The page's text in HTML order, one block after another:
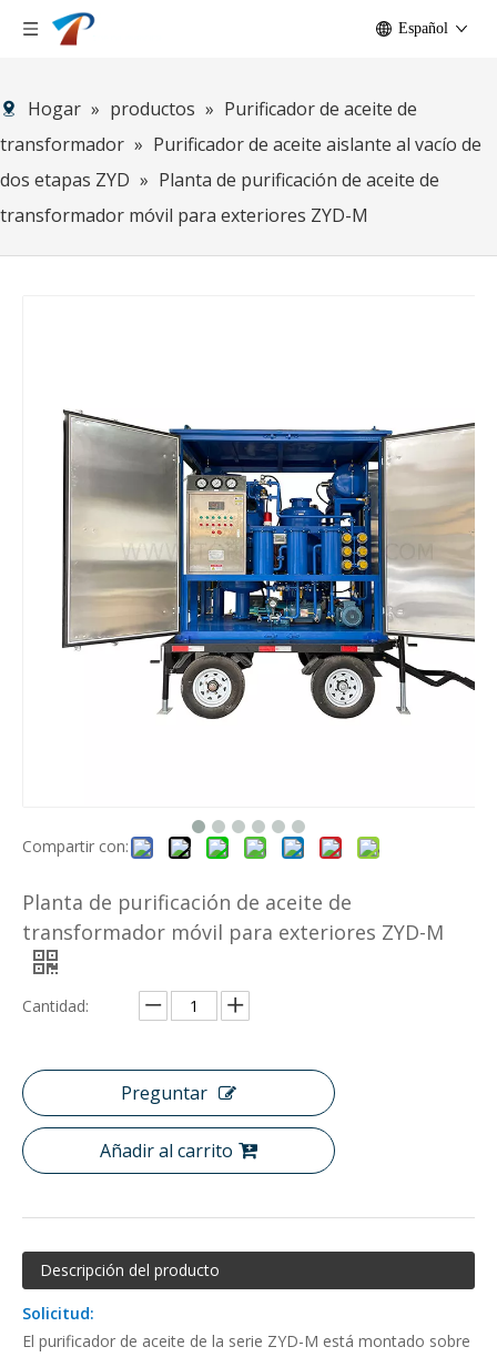
Español
Hogar » productos » Purificador de aceite de
transformador » Purificador de aceite aislante al vacío de
dos etapas ZYD » Planta de purificación de aceite de
transformador móvil para exteriores ZYD-M
Compartir con:
Planta de purificación de aceite de
transformador móvil para exteriores ZYD-M
Cantidad:
Preguntar
Añadir al carrito
Descripción del producto
Solicitud:
El purificador de aceite de la serie ZYD-M está montado sobre